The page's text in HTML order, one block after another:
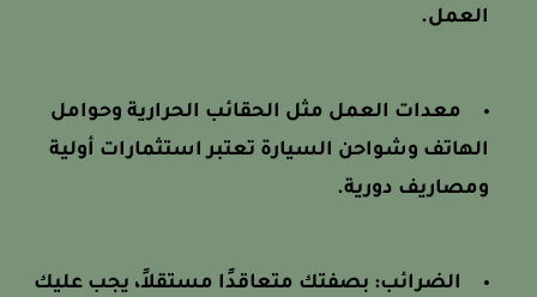
العمل.
معدات العمل مثل الحقائب الحرارية وحوامل
الهاتف وشواحن السيارة تعتبر استثمارات أولية
ومصاريف دورية.
الضرائب: بصفتك متعاقدًا مستقلاً، يجب عليك